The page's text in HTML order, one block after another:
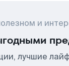
и
лучшие